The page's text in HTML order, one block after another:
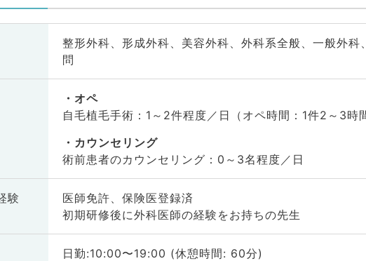
整形外科、形成外科、美容外科、外科系全般、一般外科
問
オペ
自毛植毛手術：1～2件程度／日（オペ時間：1件2～3時
カウンセリング
術前患者のカウンセリング：0～3名程度／日
験
医師免許、保険医登録済
初期研修後に外科医師の経験をお持ちの先生
日勤:10:00〜19:00 (休憩時間: 60分)